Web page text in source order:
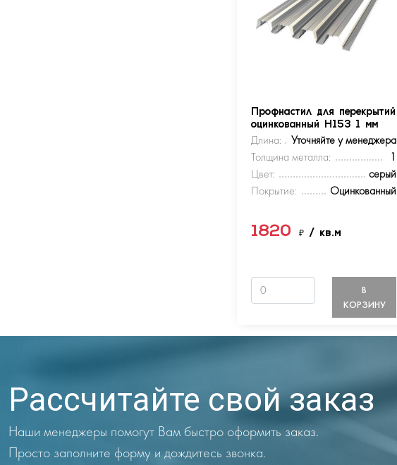
Профнастил для перекрытий
оцинкованный Н153 1 мм
Длина:
Уточняйте у менеджера
Толщина металла:
1
Цвет:
серый
Покрытие:
Оцинкованный
1820₽/ кв.м
В
КОРЗИНУ
Рассчитайте свой заказ
Наши менеджеры помогут Вам быстро оформить заказ.
Просто заполните форму и дождитесь звонка.